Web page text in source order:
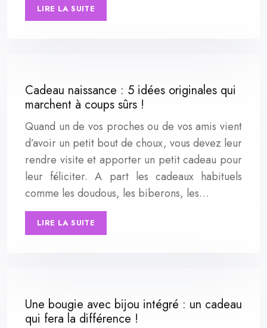
LIRE LA SUITE
Cadeau naissance : 5 idées originales qui
marchent à coups sûrs !
Quand un de vos proches ou de vos amis vient
d’avoir un petit bout de choux, vous devez leur
rendre visite et apporter un petit cadeau pour
leur féliciter. A part les cadeaux habituels
comme les doudous, les biberons, les…
LIRE LA SUITE
Une bougie avec bijou intégré : un cadeau
qui fera la différence !